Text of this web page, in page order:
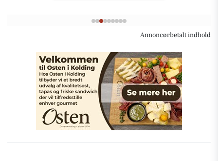
Annoncørbetalt indhold